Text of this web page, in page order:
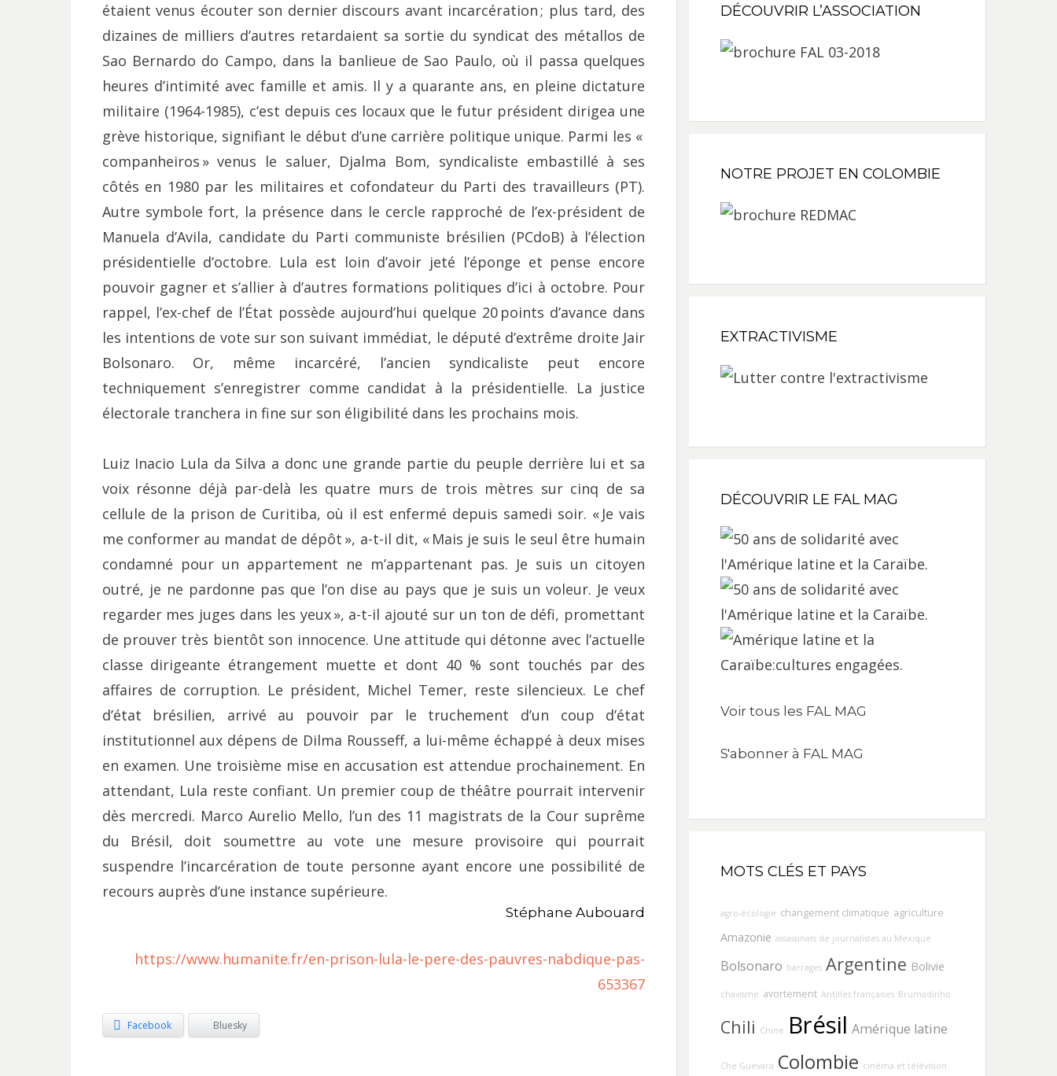
étaient venus écouter son dernier discours avant incarcération ; plus tard, des
dizaines de milliers d’autres retardaient sa sortie du syndicat des métallos de
Sao Bernardo do Campo, dans la banlieue de Sao Paulo, où il passa quelques
heures d’intimité avec famille et amis. Il y a quarante ans, en pleine dictature
militaire (1964-1985), c’est depuis ces locaux que le futur président dirigea une
grève historique, signifiant le début d’une carrière politique unique. Parmi les «
companheiros » venus le saluer, Djalma Bom, syndicaliste embastillé à ses
côtés en 1980 par les militaires et cofondateur du Parti des travailleurs (PT).
Autre symbole fort, la présence dans le cercle rapproché de l’ex-président de
Manuela d’Avila, candidate du Parti communiste brésilien (PCdoB) à l’élection
présidentielle d’octobre. Lula est loin d’avoir jeté l’éponge et pense encore
pouvoir gagner et s’allier à d’autres formations politiques d’ici à octobre. Pour
rappel, l’ex-chef de l’État possède aujourd’hui quelque 20 points d’avance dans
les intentions de vote sur son suivant immédiat, le député d’extrême droite Jair
Bolsonaro. Or, même incarcéré, l’ancien syndicaliste peut encore
techniquement s’enregistrer comme candidat à la présidentielle. La justice
électorale tranchera in fine sur son éligibilité dans les prochains mois.
Luiz Inacio Lula da Silva a donc une grande partie du peuple derrière lui et sa
voix résonne déjà par-delà les quatre murs de trois mètres sur cinq de sa
cellule de la prison de Curitiba, où il est enfermé depuis samedi soir. « Je vais
me conformer au mandat de dépôt », a-t-il dit, « Mais je suis le seul être humain
condamné pour un appartement ne m’appartenant pas. Je suis un citoyen
outré, je ne pardonne pas que l’on dise au pays que je suis un voleur. Je veux
regarder mes juges dans les yeux », a-t-il ajouté sur un ton de défi, promettant
de prouver très bientôt son innocence. Une attitude qui détonne avec l’actuelle
classe dirigeante étrangement muette et dont 40 % sont touchés par des
affaires de corruption. Le président, Michel Temer, reste silencieux. Le chef
d’état brésilien, arrivé au pouvoir par le truchement d’un coup d’état
institutionnel aux dépens de Dilma Rousseff, a lui-même échappé à deux mises
en examen. Une troisième mise en accusation est attendue prochainement. En
attendant, Lula reste confiant. Un premier coup de théâtre pourrait intervenir
dès mercredi. Marco Aurelio Mello, l’un des 11 magistrats de la Cour suprême
du Brésil, doit soumettre au vote une mesure provisoire qui pourrait
suspendre l’incarcération de toute personne ayant encore une possibilité de
recours auprès d’une instance supérieure.
Stéphane Aubouard
https://www.humanite.fr/en-prison-lula-le-pere-des-pauvres-nabdique-pas-
653367
Facebook Bluesky
DÉCOUVRIR L’ASSOCIATION
NOTRE PROJET EN COLOMBIE
EXTRACTIVISME
DÉCOUVRIR LE FAL MAG
Voir tous les FAL MAG
S'abonner à FAL MAG
MOTS CLÉS ET PAYS
agro-écologie changement climatique agriculture
Amazonie assassinats de journalistes au Mexique
Bolsonaro barrages Argentine Bolivie
chavisme avortement Antilles françaises Brumadinho
Chili Chine Brésil Amérique latine
Che Guevara Colombie cinéma et télévision